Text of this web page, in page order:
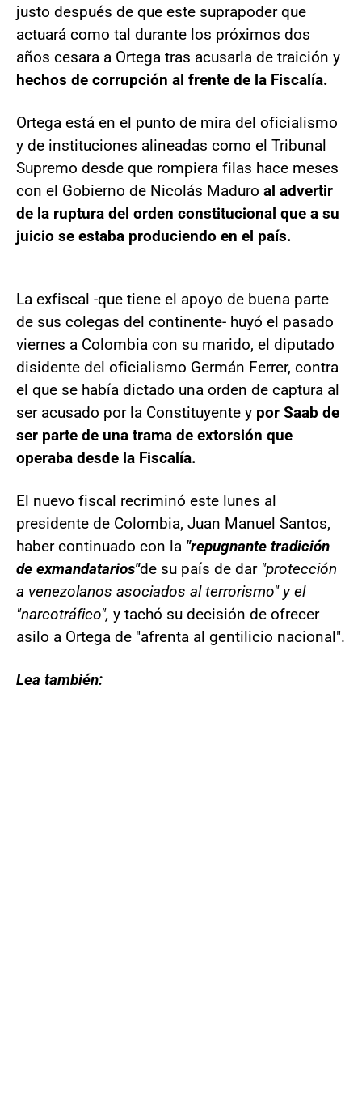
justo después de que este suprapoder que
actuará como tal durante los próximos dos
años cesara a Ortega tras acusarla de traición y
hechos de corrupción al frente de la Fiscalía.
Ortega está en el punto de mira del oficialismo
y de instituciones alineadas como el Tribunal
Supremo desde que rompiera filas hace meses
con el Gobierno de Nicolás Maduro al advertir
de la ruptura del orden constitucional que a su
juicio se estaba produciendo en el país.
La exfiscal -que tiene el apoyo de buena parte
de sus colegas del continente- huyó el pasado
viernes a Colombia con su marido, el diputado
disidente del oficialismo Germán Ferrer, contra
el que se había dictado una orden de captura al
ser acusado por la Constituyente y por Saab de
ser parte de una trama de extorsión que
operaba desde la Fiscalía.
El nuevo fiscal recriminó este lunes al
presidente de Colombia, Juan Manuel Santos,
haber continuado con la "repugnante tradición
de exmandatarios"de su país de dar"protección
a venezolanos asociados al terrorismo" y el
"narcotráfico", y tachó su decisión de ofrecer
asilo a Ortega de "afrenta al gentilicio nacional".
Lea también: